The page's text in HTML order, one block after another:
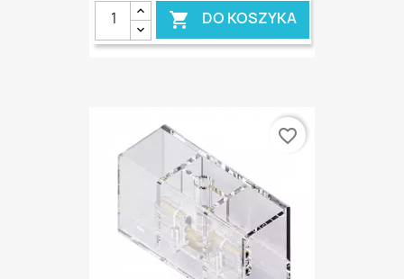
 DO KOSZYKA
favorite_border